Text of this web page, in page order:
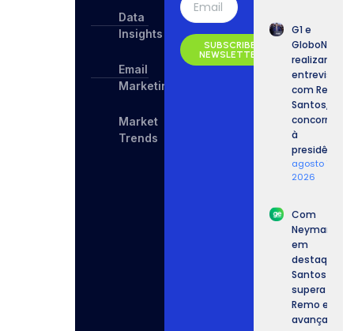
Data
Insights
Email
Marketing
Market
Trends
SUBSCRIBE
NEWSLETTER
G1 e
GloboNews
realizam
entrevista
com Renan
Santos,
concorrente
à
presidência.
agosto 7,
2026
Com
Neymar
em
destaque,
Santos
supera o
Remo e
avança